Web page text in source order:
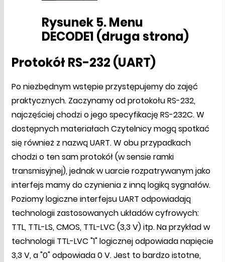
Rysunek 5. Menu
DECODE1 (druga strona)
Protokół RS-232 (UART)
Po niezbędnym wstępie przystępujemy do zajęć
praktycznych. Zaczynamy od protokołu RS-232,
najczęściej chodzi o jego specyfikację RS-232C. W
dostępnych materiałach Czytelnicy mogą spotkać
się również z nazwą UART. W obu przypadkach
chodzi o ten sam protokół (w sensie ramki
transmisyjnej), jednak w uarcie rozpatrywanym jako
interfejs mamy do czynienia z inną logiką sygnałów.
Poziomy logiczne interfejsu UART odpowiadają
technologii zastosowanych układów cyfrowych:
TTL, TTL-LS, CMOS, TTL-LVC (3,3 V) itp. Na przykład w
technologii TTL-LVC "1" logicznej odpowiada napięcie
3,3 V, a "0" odpowiada 0 V. Jest to bardzo istotne,